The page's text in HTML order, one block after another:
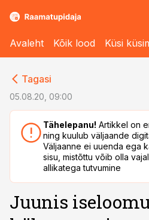
Avaleht Kõik lood Küsi
Tagasi
05.08.20, 09:00
Tähelepanu! Artikkel on
ning kuulub väljaande
Väljaanne ei uuenda ega
sisu, mistõttu võib olla
allikatega tutvumine
Juunis